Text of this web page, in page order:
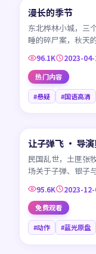
CN
漫长的季节
东北桦林小城，三
睡的碎尸案，秋天
96.1K 2023-
热门内容
#悬疑 #国语高清
CN
让子弹飞 · 导
民国乱世，土匪张
场关于子弹、银子
95.6K 2023-12-
免费观看
#动作 #蓝光原盘